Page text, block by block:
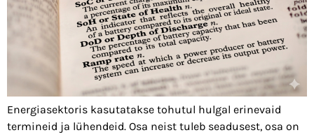
Energiasektoris kasutatakse tohutul hulgal erinevaid
termineid ja lühendeid. Osa neist tuleb seadusest, osa on